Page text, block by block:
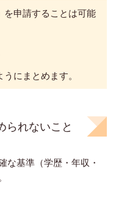
を申請することは可能
にまとめます。
られないこと
な基準（学歴・年収・